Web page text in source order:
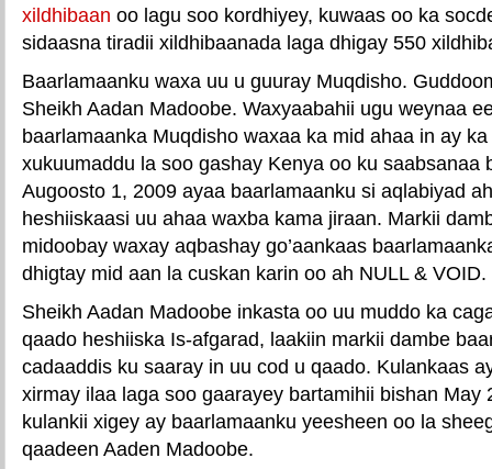
xildhibaan oo lagu soo kordhiyey, kuwaas oo ka
sidaasna tiradii xildhibaanada laga dhigay 550
Baarlamaanku waxa uu u guuray Muqdisho.
Sheikh Aadan Madoobe. Waxyaabahii ugu weynaa
baarlamaanka Muqdisho waxaa ka mid ahaa in ay
xukuumaddu la soo gashay Kenya oo ku saabsanaa
Augoosto 1, 2009 ayaa baarlamaanku si aqlabiyad
heshiiskaasi uu ahaa waxba kama jiraan. Markii
midoobay waxay aqbashay go’aankaas
dhigtay mid aan la cuskan karin oo ah NULL & VOID.
Sheikh Aadan Madoobe inkasta oo uu muddo ka
qaado heshiiska Is-afgarad, laakiin markii dambe
cadaaddis ku saaray in uu cod u qaado. Kulankaas
xirmay ilaa laga soo gaarayey bartamihii bishan May
kulankii xigey ay baarlamaanku yeesheen oo la
qaadeen Aaden Madoobe.